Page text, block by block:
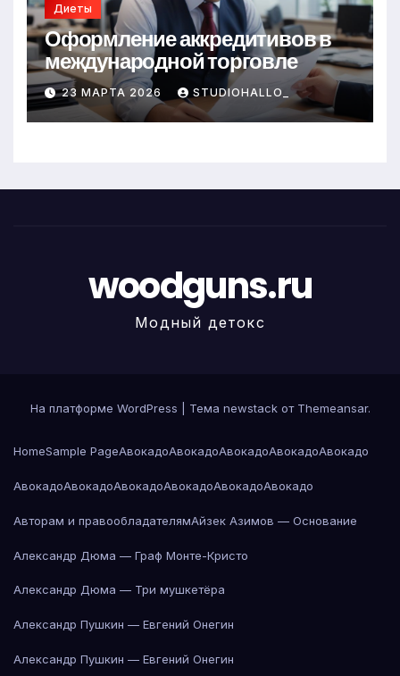
Диеты
Оформление аккредитивов в
международной торговле
23 МАРТА 2026 STUDIOHALLO_
woodguns.ru
Модный детокс
На платформе WordPress Тема newstack от Themeansar.
HomeSample PageАвокадоАвокадоАвокадоАвокадоАвокадо
АвокадоАвокадоАвокадоАвокадоАвокадоАвокадо
Авторам и правообладателямАйзек Азимов — Основание
Александр Дюма — Граф Монте-Кристо
Александр Дюма — Три мушкетёра
Александр Пушкин — Евгений Онегин
Александр Пушкин — Евгений Онегин